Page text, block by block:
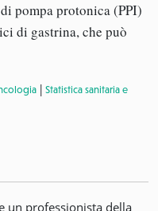
pompa protonica (PPI)
di gastrina, che può
| Statistica sanitaria e
un professionista della